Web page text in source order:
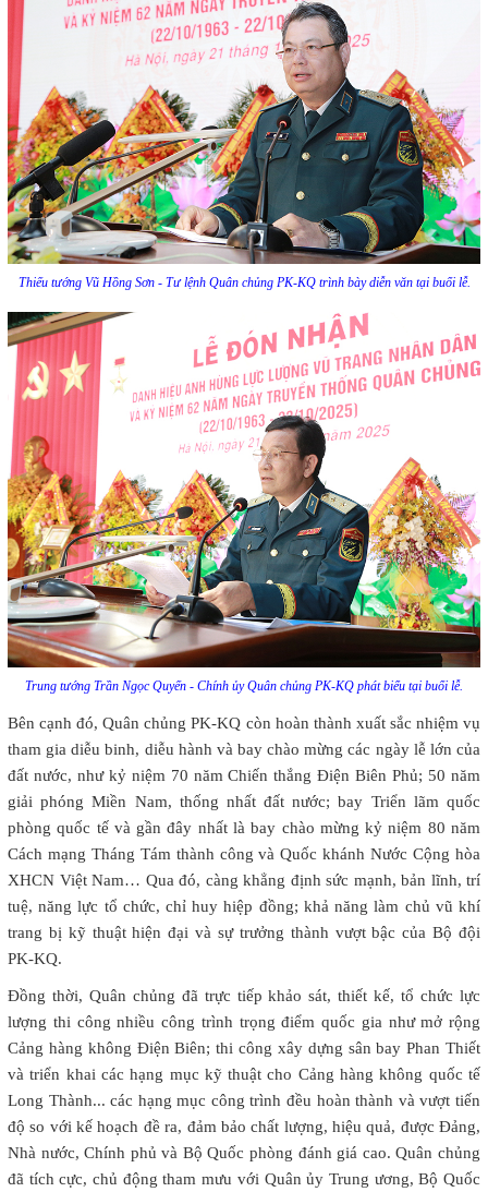
Thiếu tướng Vũ Hồng Sơn - Tư lệnh Quân chủng PK-KQ trình bày diễn văn tại buổi lễ.
Trung tướng Trần Ngọc Quyến - Chính ủy Quân chủng PK-KQ phát biểu tại buổi lễ.
Bên cạnh đó, Quân chủng PK-KQ còn hoàn thành xuất sắc nhiệm vụ
tham gia diễu binh, diễu hành và bay chào mừng các ngày lễ lớn của
đất nước, như kỷ niệm 70 năm Chiến thắng Điện Biên Phủ; 50 năm
giải phóng Miền Nam, thống nhất đất nước; bay Triển lãm quốc
phòng quốc tế và gần đây nhất là bay chào mừng kỷ niệm 80 năm
Cách mạng Tháng Tám thành công và Quốc khánh Nước Cộng hòa
XHCN Việt Nam… Qua đó, càng khẳng định sức mạnh, bản lĩnh, trí
tuệ, năng lực tổ chức, chỉ huy hiệp đồng; khả năng làm chủ vũ khí
trang bị kỹ thuật hiện đại và sự trưởng thành vượt bậc của Bộ đội
PK-KQ.
Đồng thời, Quân chủng đã trực tiếp khảo sát, thiết kế, tổ chức lực
lượng thi công nhiều công trình trọng điểm quốc gia như mở rộng
Cảng hàng không Điện Biên; thi công xây dựng sân bay Phan Thiết
và triển khai các hạng mục kỹ thuật cho Cảng hàng không quốc tế
Long Thành... các hạng mục công trình đều hoàn thành và vượt tiến
độ so với kế hoạch đề ra, đảm bảo chất lượng, hiệu quả, được Đảng,
Nhà nước, Chính phủ và Bộ Quốc phòng đánh giá cao. Quân chủng
đã tích cực, chủ động tham mưu với Quân ủy Trung ương, Bộ Quốc